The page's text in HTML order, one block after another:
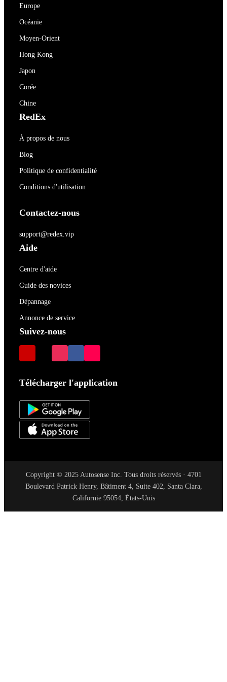
Europe
Océanie
Moyen-Orient
Hong Kong
Japon
Corée
Chine
RedEx
À propos de nous
Blog
Politique de confidentialité
Conditions d'utilisation
Contactez-nous
support@redex.vip
Aide
Centre d'aide
Guide des novices
Dépannage
Annonce de service
Suivez-nous
Télécharger l'application
Copyright © 2025 Autosense Inc. Tous droits réservés · 4701
Boulevard Patrick Henry, Bâtiment 4, Suite 402, Santa Clara,
Californie 95054, États-Unis